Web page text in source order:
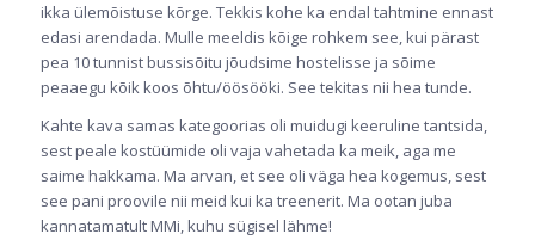
ikka ülemõistuse kõrge. Tekkis kohe ka endal tahtmine ennast
edasi arendada. Mulle meeldis kõige rohkem see, kui pärast
pea 10 tunnist bussisõitu jõudsime hostelisse ja sõime
peaaegu kõik koos õhtu/öösööki. See tekitas nii hea tunde.
Kahte kava samas kategoorias oli muidugi keeruline tantsida,
sest peale kostüümide oli vaja vahetada ka meik, aga me
saime hakkama. Ma arvan, et see oli väga hea kogemus, sest
see pani proovile nii meid kui ka treenerit. Ma ootan juba
kannatamatult MMi, kuhu sügisel lähme!